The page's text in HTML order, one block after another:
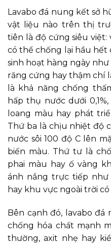
Lavabo đá nung kết sở
vật liệu nào trên thị
tiên là độ cứng siêu việt:
có thể chống lại hầu hết
sinh hoạt hàng ngày như
răng cứng hay thậm chí
là khả năng chống
hấp thụ nước dưới
loang màu hay phát
Thứ ba là chịu nhiệt độ
nước sôi 100 độ C lên
biến màu. Thứ tư là
phai màu hay ố vàng
ánh nắng trực tiếp
hay khu vực ngoài trời có
Bên cạnh đó, lavabo
chống hóa chất mạnh
thường, axit nhẹ hay